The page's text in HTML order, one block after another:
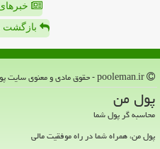
بازگشت
پول من
محاسبه گر پول شما
پول من، همراه شما در راه موفقیت مالی